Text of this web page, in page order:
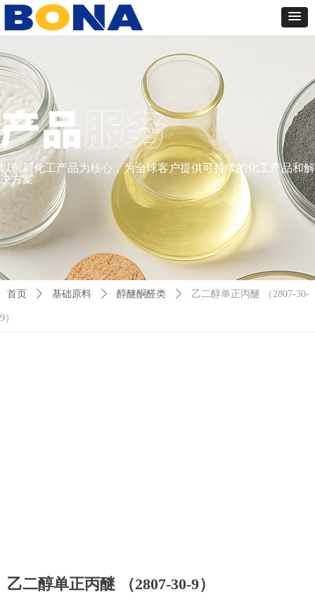
以创新化工产品为核心，为全球客户提供可持续的化工产品和解
决方案
首页 ꄲ 基础原料 ꄲ 醇醚酮醛类 ꄲ 乙二醇单正丙醚 （2807-30-
9）
乙二醇单正丙醚 （2807-30-9）